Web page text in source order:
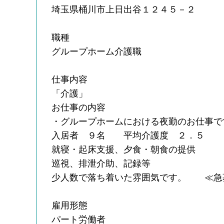
埼玉県桶川市上日出谷１２４５－２
職種
グループホーム介護職
仕事内容
「介護」
お仕事の内容
・グループホームにおける夜勤のお仕事で
入居者 ９名 平均介護度 ２．５
就寝・起床支援、夕食・朝食の提供
巡視、排泄介助、記録等
少人数で落ち着いた雰囲気です。 ≪
雇用形態
パート労働者